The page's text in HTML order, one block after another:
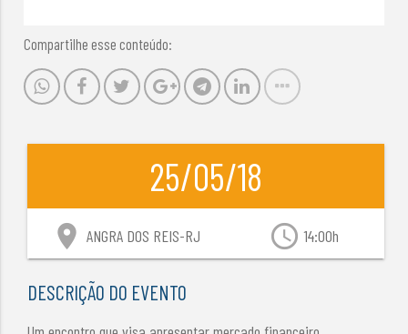
Compartilhe esse conteúdo:
25/05/18
access_time 14:00h
location_on ANGRA DOS REIS-RJ
DESCRIÇÃO DO EVENTO